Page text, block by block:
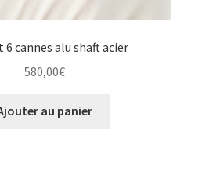
6 cannes alu shaft acier
580,00€
au panier